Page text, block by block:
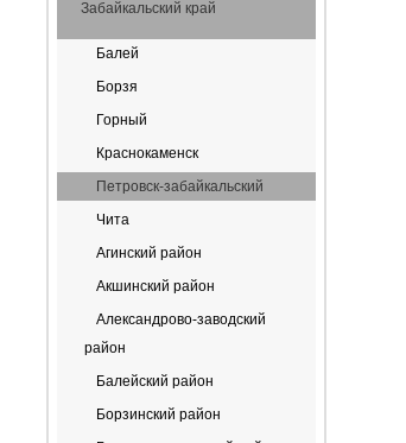
Забайкальский край
Балей
Борзя
Горный
Краснокаменск
Петровск-забайкальский
Чита
Агинский район
Акшинский район
Александрово-заводский
район
Балейский район
Борзинский район